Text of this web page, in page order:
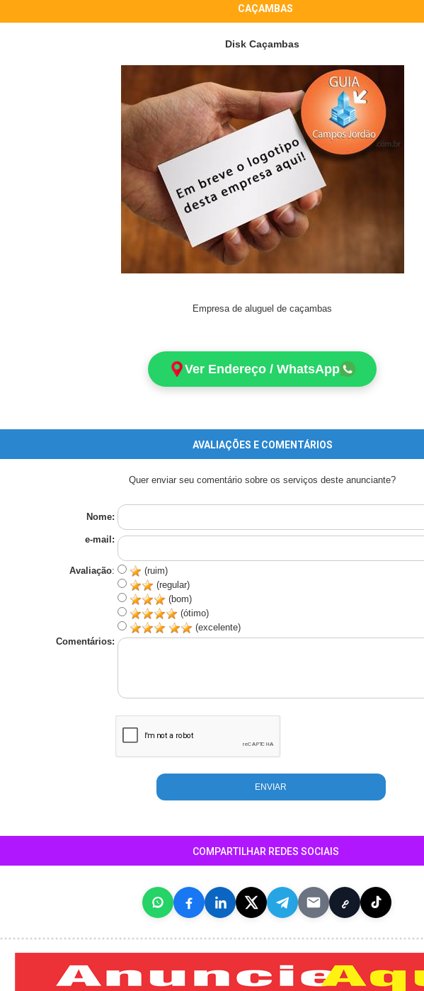
CAÇAMBAS
Disk Caçambas
Empresa de aluguel de caçambas
Ver Endereço / WhatsApp
AVALIAÇÕES E COMENTÁRIOS
Quer enviar seu comentário sobre os serviços deste anunciante?
Nome:
e-mail:
Avaliação:
(ruim)
(regular)
(bom)
(ótimo)
(excelente)
Comentários:
COMPARTILHAR REDES SOCIAIS